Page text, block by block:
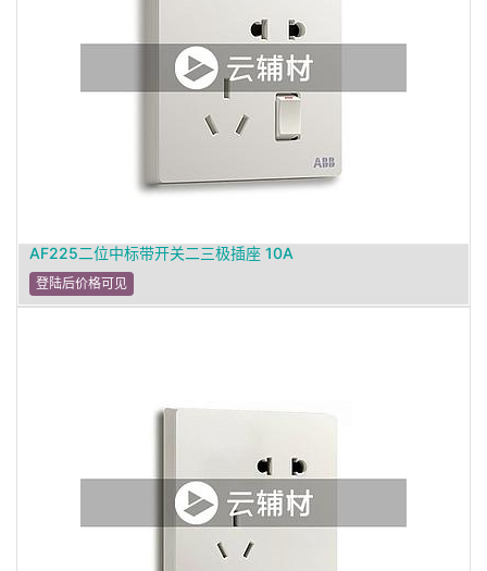
AF225二位中标带开关二三极插座 10A
登陆后价格可见